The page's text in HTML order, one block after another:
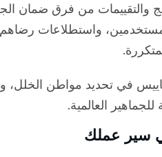
والتقييمات من فرق ضمان
واستطلاعات
في تحديد مواطن الخلل،
العالمية.
سير عملك